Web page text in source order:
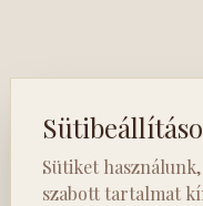
Sütiket
szabott tartalmat